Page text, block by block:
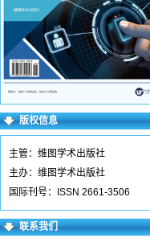
版权信息
主管：维图学术出版社
主办：维图学术出版社
国际刊号：ISSN 2661-3506
联系我们